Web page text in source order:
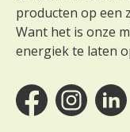
producten op een
Want het is onze
energiek te laten